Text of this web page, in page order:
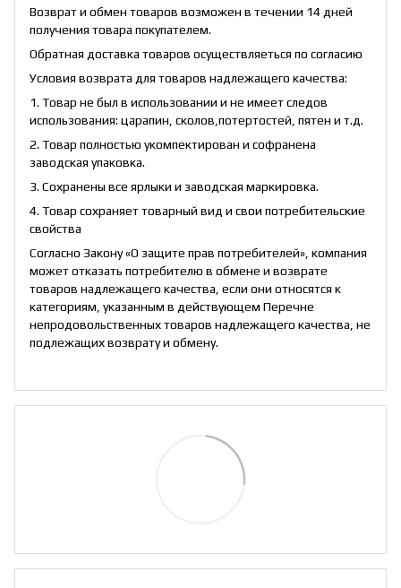
Возврат и обмен товаров возможен в течении 14 дней
получения товара покупателем.
Обратная доставка товаров осуществляеться по согласию
Условия возврата для товаров надлежащего качества:
1. Товар не был в использовании и не имеет следов
использования: царапин, сколов,потертостей, пятен и т.д.
2. Товар полностью укомпектирован и софранена
заводская упаковка.
3. Сохранены все ярлыки и заводская маркировка.
4. Товар сохраняет товарный вид и свои потребительские
свойства
Согласно Закону «О защите прав потребителей», компания
может отказать потребителю в обмене и возврате
товаров надлежащего качества, если они относятся к
категориям, указанным в действующем Перечне
непродовольственных товаров надлежащего качества, не
подлежащих возврату и обмену.